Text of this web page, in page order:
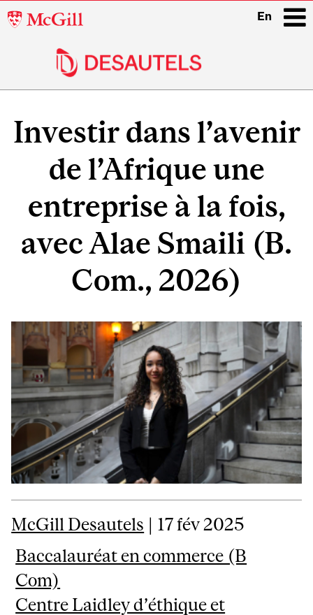
McGill
En
navigation
Investir dans l’avenir
de l’Afrique une
entreprise à la fois,
avec Alae Smaili (B.
Com., 2026)
McGill Desautels | 17 fév 2025
Baccalauréat en commerce (B
Com)
Centre Laidley d’éthique et